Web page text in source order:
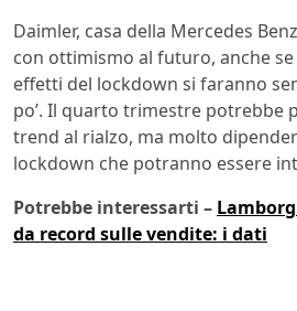
Daimler, casa della Mercedes
con ottimismo al futuro, anche
effetti del lockdown si faranno
po’. Il quarto trimestre potrebbe
trend al rialzo, ma molto
lockdown che potranno essere
Potrebbe interessarti –
da record sulle vendite: i dati